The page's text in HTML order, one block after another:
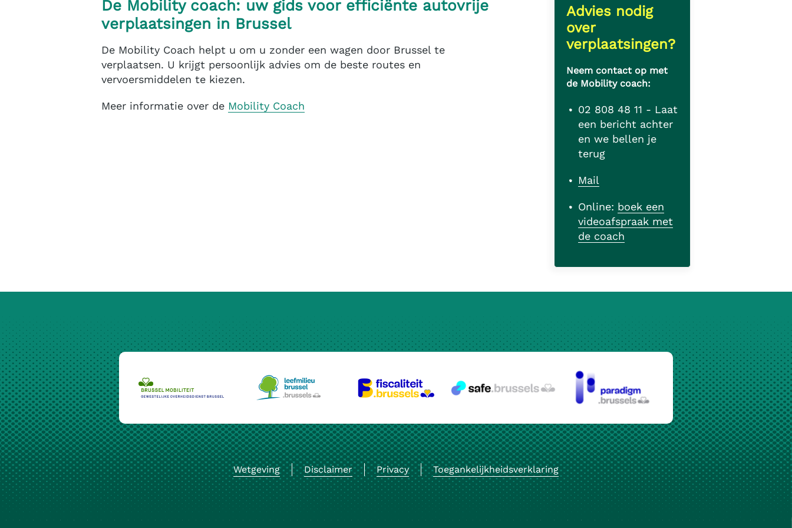
Advies nodig
over
verplaatsingen?
Neem contact op met
de Mobility coach:
02 808 48 11 - Laat
een bericht achter
en we bellen je
terug
Mail
Online: boek een
videoafspraak met
de coach
De Mobility coach: uw gids voor efficiënte autovrije
verplaatsingen in Brussel
De Mobility Coach helpt u om u zonder een wagen door Brussel te
verplaatsen. U krijgt persoonlijk advies om de beste routes en
vervoersmiddelen te kiezen.
Meer informatie over de Mobility Coach
Wetgeving Disclaimer Privacy Toegankelijkheidsverklaring